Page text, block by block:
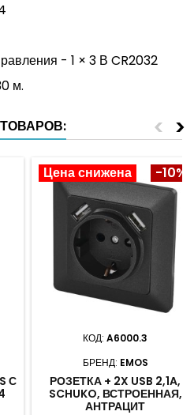
- 1 × 3 В CR2032
м.
>
<
С
-10%
Цена снижена
КОД: A6000.3
БРЕНД: EMOS
РОЗЕТКА + 2X USB 2,1A,
SCHUKO, ВСТРОЕННАЯ,
АНТРАЦИТ